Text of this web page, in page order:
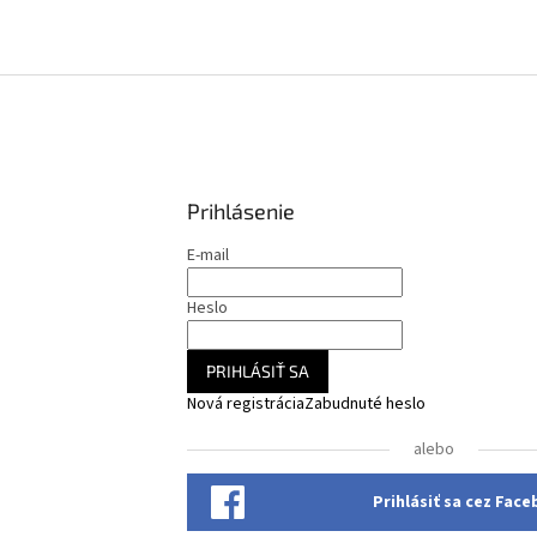
Prihlásenie
E-mail
Heslo
PRIHLÁSIŤ SA
Nová registráciaZabudnuté heslo
alebo
Prihlásiť sa cez